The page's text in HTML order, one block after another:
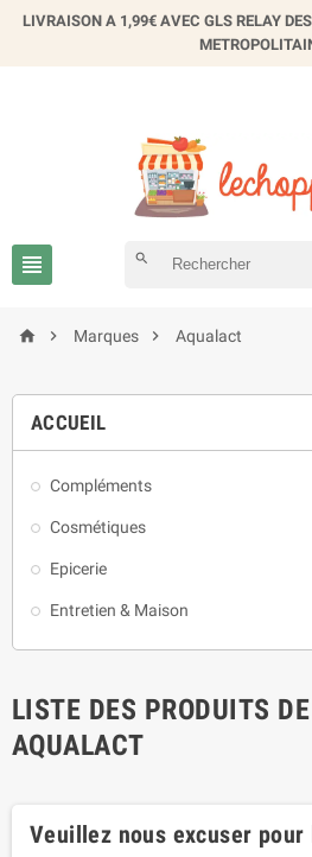
LIVRAISON A 1,99€ AVEC GLS RELAY
 search
  Marques  Aqualact
ACCUEIL
Compléments
Cosmétiques
Epicerie
Entretien & Maison
LISTE DES PRODUITS
AQUALACT
Veuillez nous excuser pour
Créer une liste d'envies
Annuler